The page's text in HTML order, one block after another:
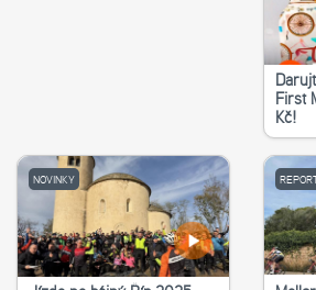
First
Kč!
NOVINKY